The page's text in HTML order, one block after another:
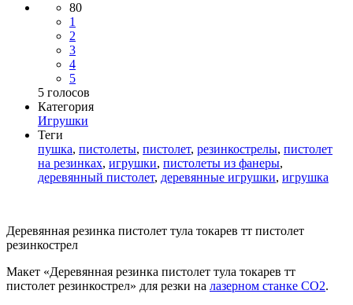
80
1
2
3
4
5
5 голосов
Категория
Игрушки
Теги
пушка, пистолеты, пистолет, резинкострелы, пистолет
на резинках, игрушки, пистолеты из фанеры,
деревянный пистолет, деревянные игрушки, игрушка
Деревянная резинка пистолет тула токарев тт пистолет
резинкострел
Макет «Деревянная резинка пистолет тула токарев тт
пистолет резинкострел» для резки на лазерном станке СО2.